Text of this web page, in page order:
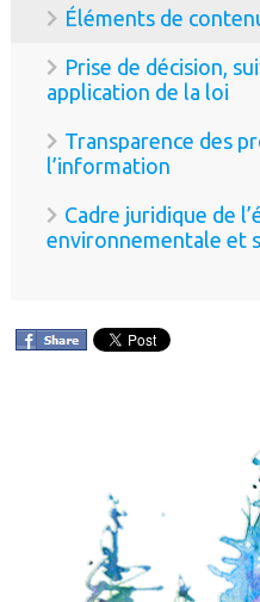
Éléments de
Prise de décision,
application de la loi
Transparence des
l’information
Cadre juridique de
environnementale et